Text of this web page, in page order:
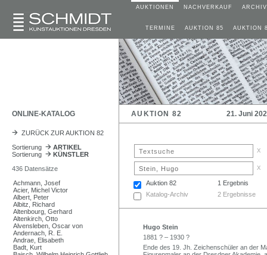
AUKTIONEN NACHVERKAUF ARCHIV
TERMINE AUKTION 85 AUKTION
ONLINE-KATALOG AUKTION 82 21. Juni
ZURÜCK ZUR AUKTION 82
Sortierung
ARTIKEL
Sortierung
KÜNSTLER
436 Datensätze
Achmann, Josef
Acier, Michel Victor
Albert, Peter
Albitz, Richard
Altenbourg, Gerhard
Altenkirch, Otto
Alvensleben, Oscar von
Andernach, R. E.
Andrae, Elisabeth
Badt, Kurt
x
x
Auktion 82
1 Ergebnis
Katalog-Archiv
2 Ergebnisse
Hugo Stein
1881 ? – 1930 ?
Ende des 19. Jh. Zeichenschüler an der